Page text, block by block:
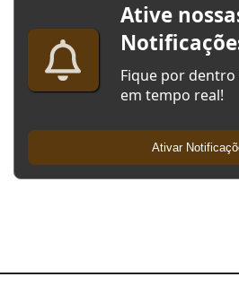
Ative
Fique por
em tempo real!
Ativar